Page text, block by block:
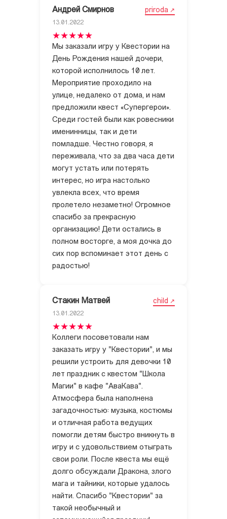
Андрей Смирнов priroda
13.01.2022
Мы заказали игру у Квестории на
День Рождения нашей дочери,
которой исполнилось 10 лет.
Мероприятие проходило на
улице, недалеко от дома, и нам
предложили квест «Супергерои».
Среди гостей были как ровесники
именинницы, так и дети
помладше. Честно говоря, я
переживала, что за два часа дети
могут устать или потерять
интерес, но игра настолько
увлекла всех, что время
пролетело незаметно! Огромное
спасибо за прекрасную
организацию! Дети остались в
полном восторге, а моя дочка до
сих пор вспоминает этот день с
радостью!
Стакин Матвей child
13.01.2022
Коллеги посоветовали нам
заказать игру у "Квестории", и мы
решили устроить для девочки 10
лет праздник с квестом "Школа
Магии" в кафе "АваКава".
Атмосфера была наполнена
загадочностью: музыка, костюмы
и отличная работа ведущих
помогли детям быстро вникнуть в
игру и с удовольствием отыграть
свои роли. После квеста мы ещё
долго обсуждали Дракона, злого
мага и тайники, которые удалось
найти. Спасибо "Квестории" за
такой необычный и